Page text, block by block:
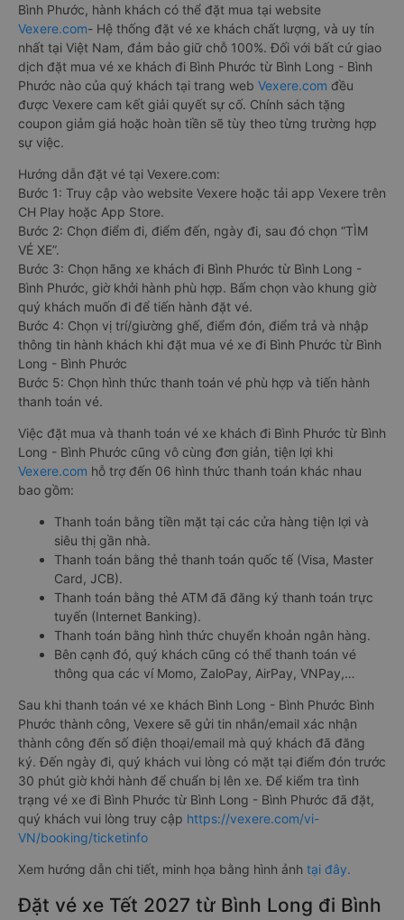
Bình Phước, hành khách có thể đặt mua tại website
Vexere.com- Hệ thống đặt vé xe khách chất lượng, và uy tín
nhất tại Việt Nam, đảm bảo giữ chỗ 100%. Đối với bất cứ giao
dịch đặt mua vé xe khách đi Bình Phước từ Bình Long - Bình
Phước nào của quý khách tại trang web Vexere.com đều
được Vexere cam kết giải quyết sự cố. Chính sách tặng
coupon giảm giá hoặc hoàn tiền sẽ tùy theo từng trường hợp
sự việc.
Hướng dẫn đặt vé tại Vexere.com:
Bước 1: Truy cập vào website Vexere hoặc tải app Vexere trên
CH Play hoặc App Store.
Bước 2: Chọn điểm đi, điểm đến, ngày đi, sau đó chọn “TÌM
VÉ XE”.
Bước 3: Chọn hãng xe khách đi Bình Phước từ Bình Long -
Bình Phước, giờ khởi hành phù hợp. Bấm chọn vào khung giờ
quý khách muốn đi để tiến hành đặt vé.
Bước 4: Chọn vị trí/giường ghế, điểm đón, điểm trả và nhập
thông tin hành khách khi đặt mua vé xe đi Bình Phước từ Bình
Long - Bình Phước
Bước 5: Chọn hình thức thanh toán vé phù hợp và tiến hành
thanh toán vé.
Việc đặt mua và thanh toán vé xe khách đi Bình Phước từ Bình
Long - Bình Phước cũng vô cùng đơn giản, tiện lợi khi
Vexere.com hỗ trợ đến 06 hình thức thanh toán khác nhau
bao gồm:
Thanh toán bằng tiền mặt tại các cửa hàng tiện lợi và
siêu thị gần nhà.
Thanh toán bằng thẻ thanh toán quốc tế (Visa, Master
Card, JCB).
Thanh toán bằng thẻ ATM đã đăng ký thanh toán trực
tuyến (Internet Banking).
Thanh toán bằng hình thức chuyển khoản ngân hàng.
Bên cạnh đó, quý khách cũng có thể thanh toán vé
thông qua các ví Momo, ZaloPay, AirPay, VNPay,…
Sau khi thanh toán vé xe khách Bình Long - Bình Phước Bình
Phước thành công, Vexere sẽ gửi tin nhắn/email xác nhận
thành công đến số điện thoại/email mà quý khách đã đăng
ký. Đến ngày đi, quý khách vui lòng có mặt tại điểm đón trước
30 phút giờ khởi hành để chuẩn bị lên xe. Để kiểm tra tình
trạng vé xe đi Bình Phước từ Bình Long - Bình Phước đã đặt,
quý khách vui lòng truy cập https://vexere.com/vi-
VN/booking/ticketinfo
Xem hướng dẫn chi tiết, minh họa bằng hình ảnh tại đây.
Đặt vé xe Tết 2027 từ Bình Long đi Bình